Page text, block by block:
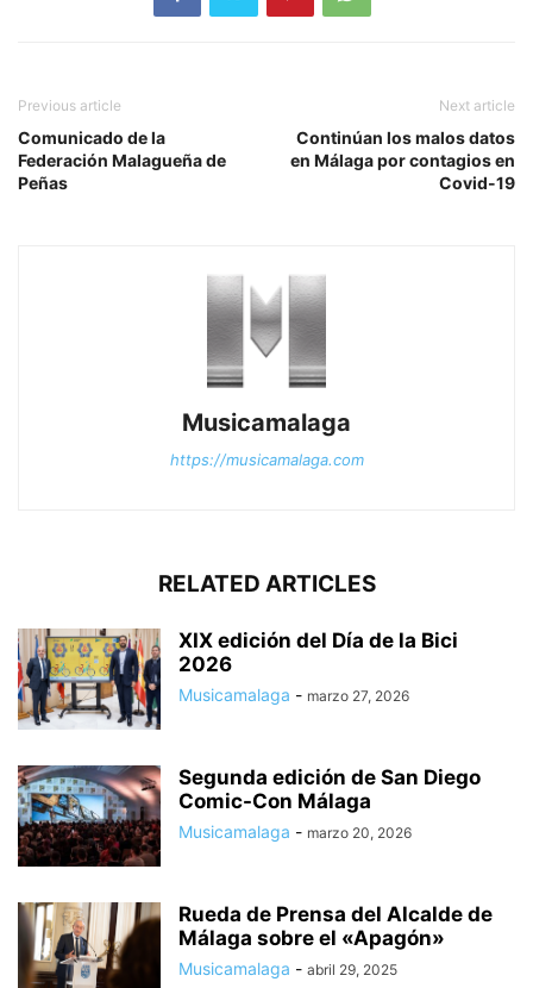
Previous article
Comunicado de la
Federación Malagueña de
Peñas
Next article
Continúan los malos datos
en Málaga por contagios en
Covid-19
Musicamalaga
https://musicamalaga.com
RELATED ARTICLES
XIX edición del Día de la Bici
2026
Musicamalaga - marzo 27, 2026
Segunda edición de San Diego
Comic-Con Málaga
Musicamalaga - marzo 20, 2026
Rueda de Prensa del Alcalde de
Málaga sobre el «Apagón»
Musicamalaga - abril 29, 2025